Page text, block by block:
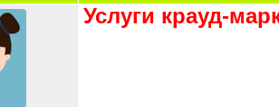
Услуги крауд-